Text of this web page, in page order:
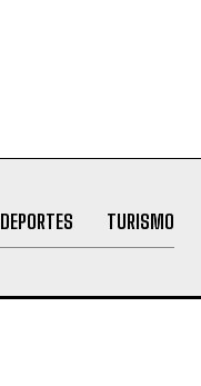
DEPORTES TURISMO